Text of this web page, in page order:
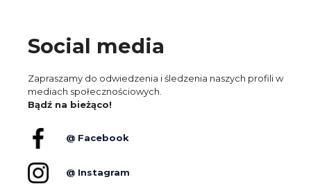
Social media
Zapraszamy do odwiedzenia i śledzenia naszych profili w
mediach społecznościowych.
Bądź na bieżąco!
@ Facebook
@ Instagram